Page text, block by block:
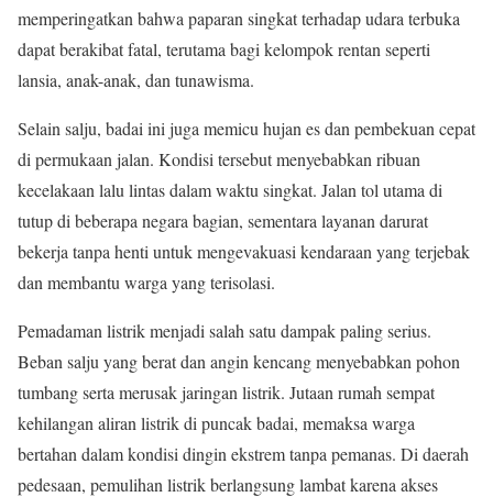
memperingatkan bahwa paparan singkat terhadap udara terbuka
dapat berakibat fatal, terutama bagi kelompok rentan seperti
lansia, anak-anak, dan tunawisma.
Selain salju, badai ini juga memicu hujan es dan pembekuan cepat
di permukaan jalan. Kondisi tersebut menyebabkan ribuan
kecelakaan lalu lintas dalam waktu singkat. Jalan tol utama di
tutup di beberapa negara bagian, sementara layanan darurat
bekerja tanpa henti untuk mengevakuasi kendaraan yang terjebak
dan membantu warga yang terisolasi.
Pemadaman listrik menjadi salah satu dampak paling serius.
Beban salju yang berat dan angin kencang menyebabkan pohon
tumbang serta merusak jaringan listrik. Jutaan rumah sempat
kehilangan aliran listrik di puncak badai, memaksa warga
bertahan dalam kondisi dingin ekstrem tanpa pemanas. Di daerah
pedesaan, pemulihan listrik berlangsung lambat karena akses